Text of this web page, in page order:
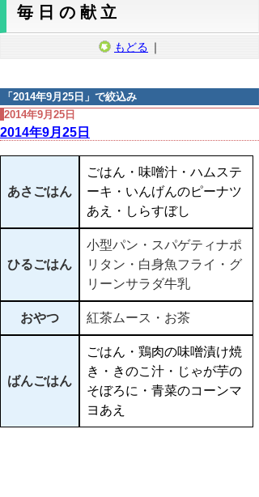
毎日の献立
もどる ｜
「 2014年9月25日 」で絞込み
2014年9月25日
2014年9月25日
あさごはん
ごはん・味噌汁・ハムステ
ーキ・いんげんのピーナツ
あえ・しらすぼし
ひるごはん
小型パン・スパゲティナポ
リタン・白身魚フライ・グ
リーンサラダ牛乳
おやつ 紅茶ムース・お茶
ばんごはん
ごはん・鶏肉の味噌漬け焼
き・きのこ汁・じゃが芋の
そぼろに・青菜のコーンマ
ヨあえ